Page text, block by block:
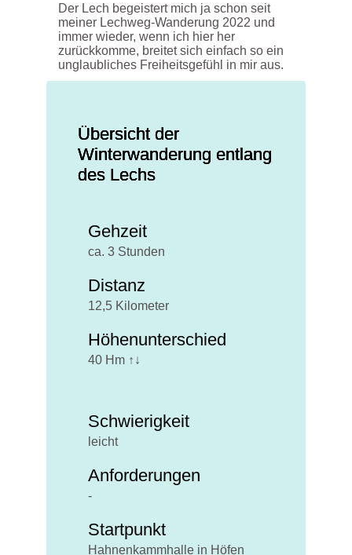
Der Lech begeistert mich ja schon seit
meiner Lechweg-Wanderung 2022 und
immer wieder, wenn ich hier her
zurückkomme, breitet sich einfach so ein
unglaubliches Freiheitsgefühl in mir aus.
Übersicht der
Winterwanderung entlang
des Lechs
Gehzeit
ca. 3 Stunden
Distanz
12,5 Kilometer
Höhenunterschied
40 Hm ↑↓
Schwierigkeit
leicht
Anforderungen
-
Startpunkt
Hahnenkammhalle in Höfen